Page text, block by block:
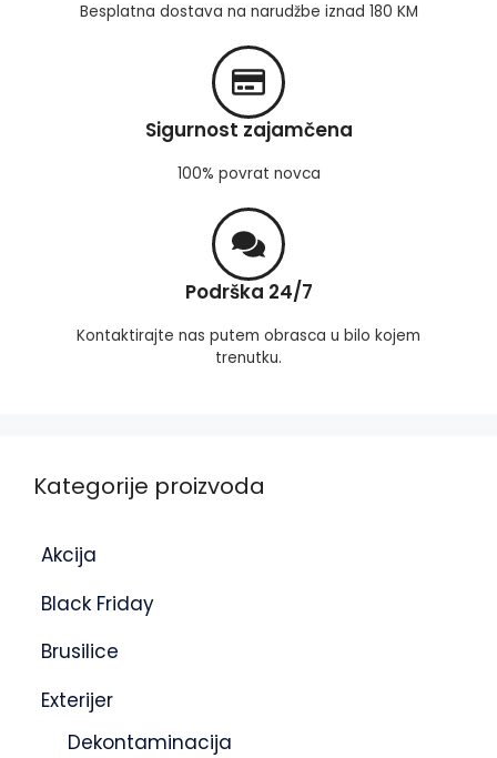
Besplatna dostava na narudžbe iznad 180 KM
Sigurnost zajamčena
100% povrat novca
Podrška 24/7
Kontaktirajte nas putem obrasca u bilo kojem
trenutku.
Kategorije proizvoda
Akcija
Black Friday
Brusilice
Exterijer
Dekontaminacija